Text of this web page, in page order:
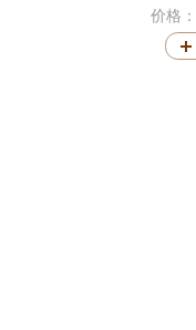
价格：